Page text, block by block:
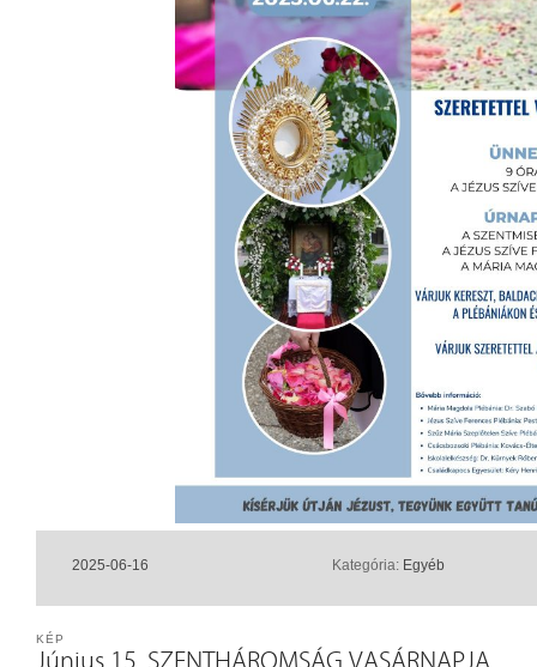
2025-06-16 Kategória: Egyéb
KÉP